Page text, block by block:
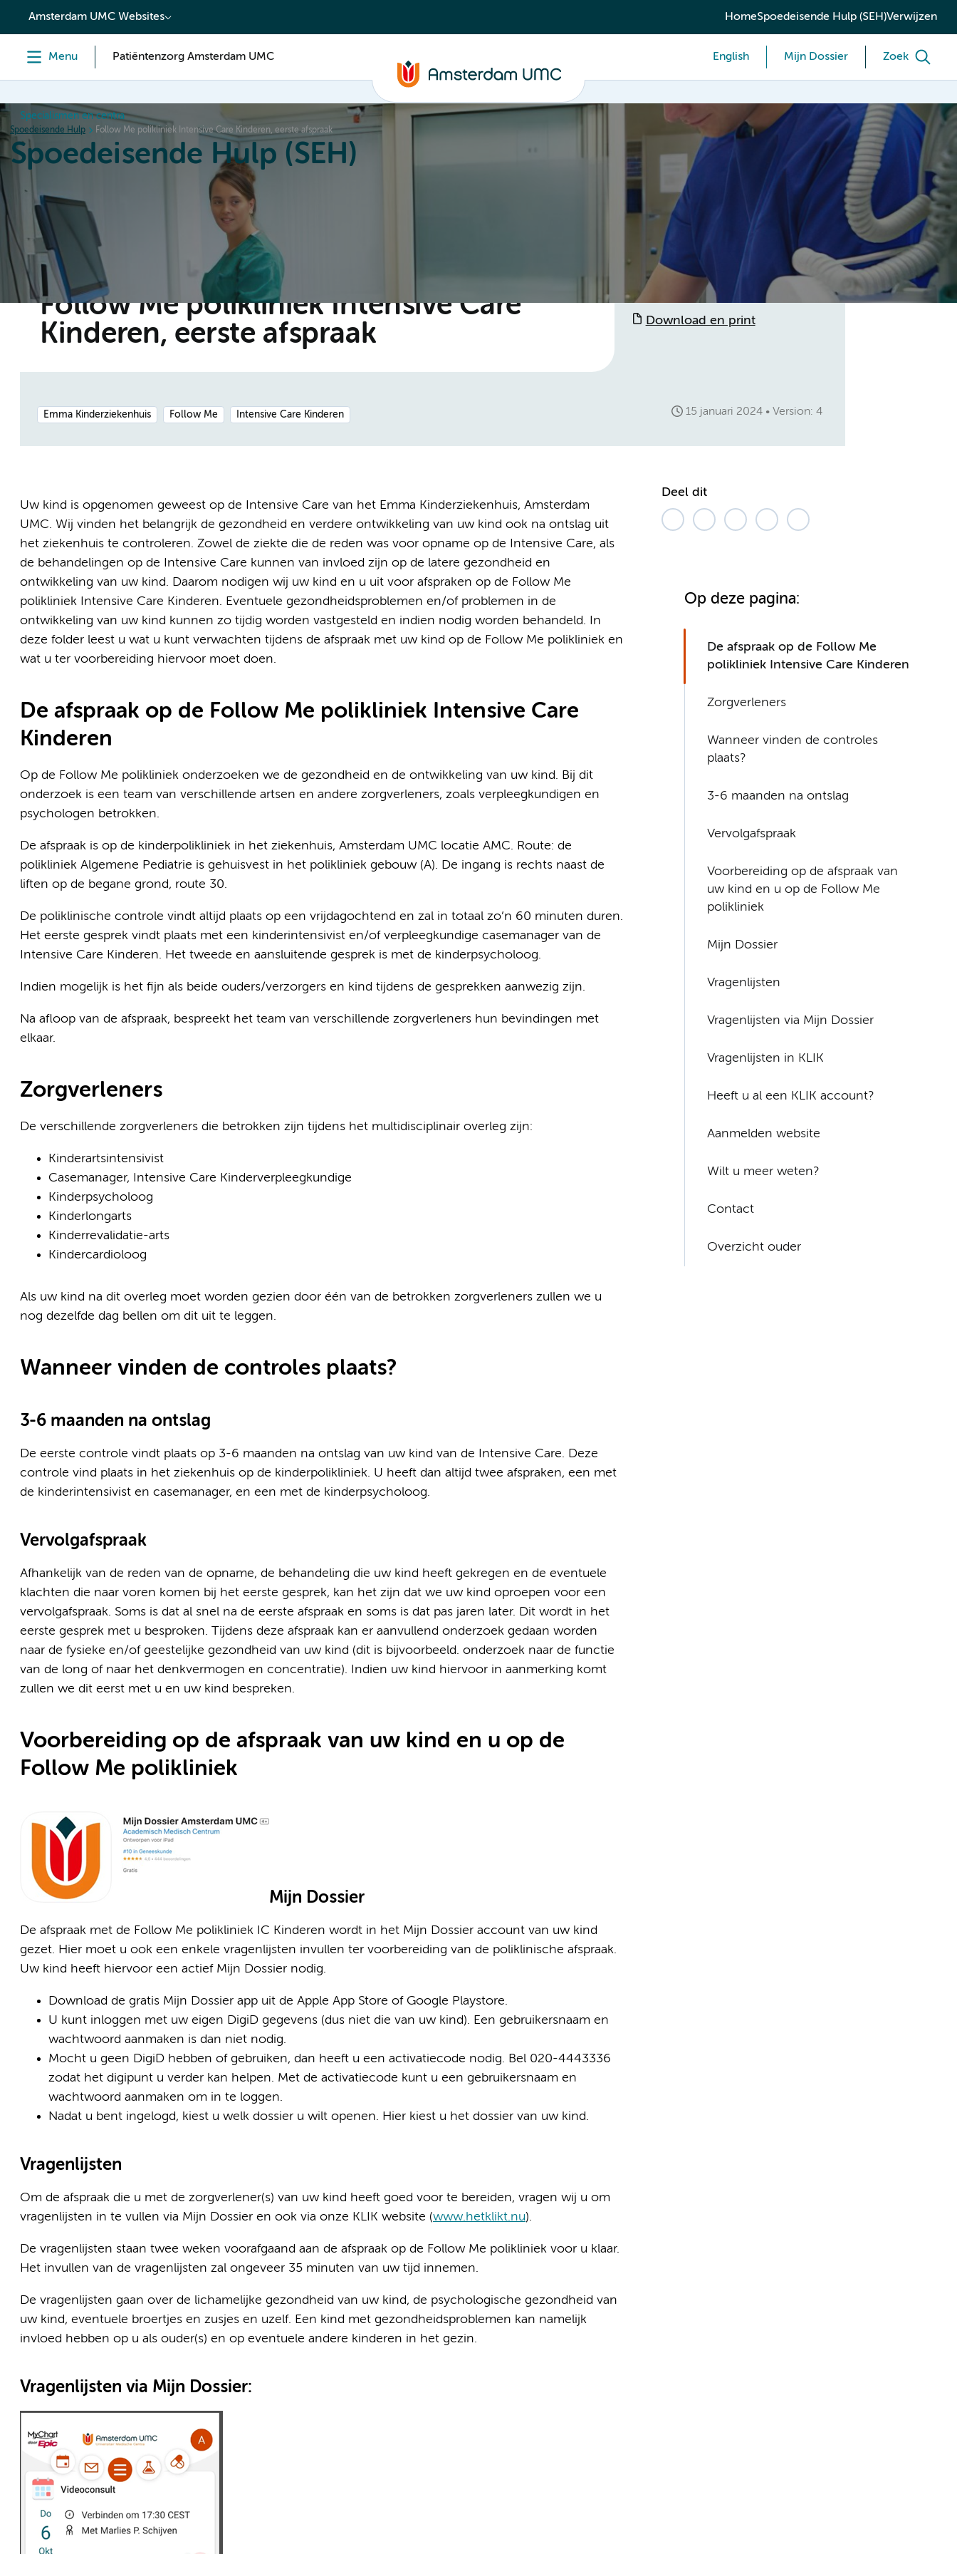
content
Amsterdam UMC Websites HomeSpoedeisende Hulp (SEH)Verwijzen
Menu Patiëntenzorg Amsterdam UMC English Mijn Dossier Zoek
Specialismen en centra
Spoedeisende Hulp Follow Me polikliniek Intensive Care Kinderen, eerste afspraak
Spoedeisende Hulp (SEH)
Home Patiënteninformatie
Follow Me polikliniek Intensive Care
Kinderen, eerste afspraak
Download en print
Emma Kinderziekenhuis Follow Me Intensive Care Kinderen 15 januari 2024 Version: 4
Uw kind is opgenomen geweest op de Intensive Care van het Emma Kinderziekenhuis, Amsterdam
UMC. Wij vinden het belangrijk de gezondheid en verdere ontwikkeling van uw kind ook na ontslag uit
het ziekenhuis te controleren. Zowel de ziekte die de reden was voor opname op de Intensive Care, als
de behandelingen op de Intensive Care kunnen van invloed zijn op de latere gezondheid en
ontwikkeling van uw kind. Daarom nodigen wij uw kind en u uit voor afspraken op de Follow Me
polikliniek Intensive Care Kinderen. Eventuele gezondheidsproblemen en/of problemen in de
ontwikkeling van uw kind kunnen zo tijdig worden vastgesteld en indien nodig worden behandeld. In
deze folder leest u wat u kunt verwachten tijdens de afspraak met uw kind op de Follow Me polikliniek en
wat u ter voorbereiding hiervoor moet doen.
De afspraak op de Follow Me polikliniek Intensive Care
Kinderen
Op de Follow Me polikliniek onderzoeken we de gezondheid en de ontwikkeling van uw kind. Bij dit
onderzoek is een team van verschillende artsen en andere zorgverleners, zoals verpleegkundigen en
psychologen betrokken.
De afspraak is op de kinderpolikliniek in het ziekenhuis, Amsterdam UMC locatie AMC. Route: de
polikliniek Algemene Pediatrie is gehuisvest in het polikliniek gebouw (A). De ingang is rechts naast de
liften op de begane grond, route 30.
De poliklinische controle vindt altijd plaats op een vrijdagochtend en zal in totaal zo’n 60 minuten duren.
Het eerste gesprek vindt plaats met een kinderintensivist en/of verpleegkundige casemanager van de
Intensive Care Kinderen. Het tweede en aansluitende gesprek is met de kinderpsycholoog.
Indien mogelijk is het fijn als beide ouders/verzorgers en kind tijdens de gesprekken aanwezig zijn.
Na afloop van de afspraak, bespreekt het team van verschillende zorgverleners hun bevindingen met
elkaar.
Zorgverleners
De verschillende zorgverleners die betrokken zijn tijdens het multidisciplinair overleg zijn:
Kinderartsintensivist
Casemanager, Intensive Care Kinderverpleegkundige
Kinderpsycholoog
Kinderlongarts
Kinderrevalidatie-arts
Kindercardioloog
Als uw kind na dit overleg moet worden gezien door één van de betrokken zorgverleners zullen we u
nog dezelfde dag bellen om dit uit te leggen.
Wanneer vinden de controles plaats?
3-6 maanden na ontslag
De eerste controle vindt plaats op 3-6 maanden na ontslag van uw kind van de Intensive Care. Deze
controle vind plaats in het ziekenhuis op de kinderpolikliniek. U heeft dan altijd twee afspraken, een met
de kinderintensivist en casemanager, en een met de kinderpsycholoog.
Vervolgafspraak
Afhankelijk van de reden van de opname, de behandeling die uw kind heeft gekregen en de eventuele
klachten die naar voren komen bij het eerste gesprek, kan het zijn dat we uw kind oproepen voor een
vervolgafspraak. Soms is dat al snel na de eerste afspraak en soms is dat pas jaren later. Dit wordt in het
eerste gesprek met u besproken. Tijdens deze afspraak kan er aanvullend onderzoek gedaan worden
naar de fysieke en/of geestelijke gezondheid van uw kind (dit is bijvoorbeeld. onderzoek naar de functie
van de long of naar het denkvermogen en concentratie). Indien uw kind hiervoor in aanmerking komt
zullen we dit eerst met u en uw kind bespreken.
Voorbereiding op de afspraak van uw kind en u op de
Follow Me polikliniek
Mijn Dossier
De afspraak met de Follow Me polikliniek IC Kinderen wordt in het Mijn Dossier account van uw kind
gezet. Hier moet u ook een enkele vragenlijsten invullen ter voorbereiding van de poliklinische afspraak.
Uw kind heeft hiervoor een actief Mijn Dossier nodig.
Download de gratis Mijn Dossier app uit de Apple App Store of Google Playstore.
U kunt inloggen met uw eigen DigiD gegevens (dus niet die van uw kind). Een gebruikersnaam en
wachtwoord aanmaken is dan niet nodig.
Mocht u geen DigiD hebben of gebruiken, dan heeft u een activatiecode nodig. Bel 020-4443336
zodat het digipunt u verder kan helpen. Met de activatiecode kunt u een gebruikersnaam en
wachtwoord aanmaken om in te loggen.
Nadat u bent ingelogd, kiest u welk dossier u wilt openen. Hier kiest u het dossier van uw kind.
Vragenlijsten
Om de afspraak die u met de zorgverlener(s) van uw kind heeft goed voor te bereiden, vragen wij u om
vragenlijsten in te vullen via Mijn Dossier en ook via onze KLIK website (www.hetklikt.nu).
De vragenlijsten staan twee weken voorafgaand aan de afspraak op de Follow Me polikliniek voor u klaar.
Het invullen van de vragenlijsten zal ongeveer 35 minuten van uw tijd innemen.
De vragenlijsten gaan over de lichamelijke gezondheid van uw kind, de psychologische gezondheid van
uw kind, eventuele broertjes en zusjes en uzelf. Een kind met gezondheidsproblemen kan namelijk
invloed hebben op u als ouder(s) en op eventuele andere kinderen in het gezin.
Vragenlijsten via Mijn Dossier:
Deel dit
Op deze pagina:
De afspraak op de Follow Me
polikliniek Intensive Care Kinderen
Zorgverleners
Wanneer vinden de controles
plaats?
3-6 maanden na ontslag
Vervolgafspraak
Voorbereiding op de afspraak van
uw kind en u op de Follow Me
polikliniek
Mijn Dossier
Vragenlijsten
Vragenlijsten via Mijn Dossier
Vragenlijsten in KLIK
Heeft u al een KLIK account?
Aanmelden website
Wilt u meer weten?
Contact
Overzicht ouder